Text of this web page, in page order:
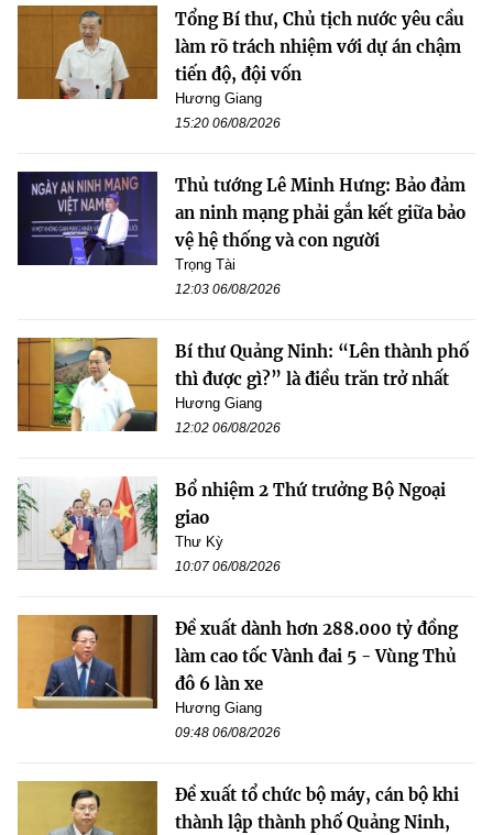
Tổng Bí thư, Chủ tịch nước yêu cầu
làm rõ trách nhiệm với dự án chậm
tiến độ, đội vốn
Hương Giang
15:20 06/08/2026
Thủ tướng Lê Minh Hưng: Bảo đảm
an ninh mạng phải gắn kết giữa bảo
vệ hệ thống và con người
Trọng Tài
12:03 06/08/2026
Bí thư Quảng Ninh: “Lên thành phố
thì được gì?” là điều trăn trở nhất
Hương Giang
12:02 06/08/2026
Bổ nhiệm 2 Thứ trưởng Bộ Ngoại
giao
Thư Kỳ
10:07 06/08/2026
Đề xuất dành hơn 288.000 tỷ đồng
làm cao tốc Vành đai 5 - Vùng Thủ
đô 6 làn xe
Hương Giang
09:48 06/08/2026
Đề xuất tổ chức bộ máy, cán bộ khi
thành lập thành phố Quảng Ninh,